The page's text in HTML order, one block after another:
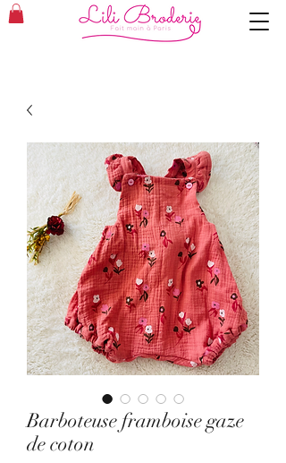
Barboteuse framboise gaze
de coton